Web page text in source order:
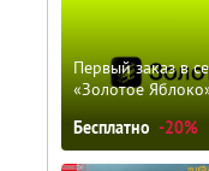
Первый заказ в
«Золотое
Бесплатно -20%